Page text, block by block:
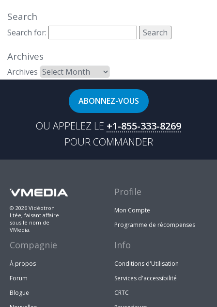
Search
Search for:
Archives
Archives
ABONNEZ-VOUS
OU APPELEZ LE +1-855-333-8269
POUR COMMANDER
© 2026 Vidéotron
Ltée, faisant affaire
sous le nom de
VMedia.
Profile
Mon Compte
Programme de récompenses
Compagnie
À propos
Forum
Blogue
Info
Conditions d'Utilisation
Services d'accessibilité
CRTC